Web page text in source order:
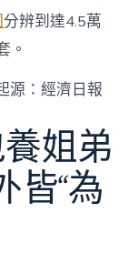
分辨到達4.5萬
。
源：經濟日報
姐弟
皆“為